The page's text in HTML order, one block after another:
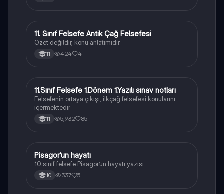
Felsefe
11. Sınıf Felsefe Antik Çağ Felsefesi
Özet değildir, konu anlatımıdır.
11 424 4
Felsefe
11.Sınıf Felsefe 1.Dönem 1.Yazılı sınav notları
Felsefenin ortaya çıkışı, ilkçağ felsefesi konularını
içermektedir
11 5,932 85
Felsefe
Pisagor’un hayatı
10.sınıf felsefe Pisagor’un hayatı yazısı
10 337 5